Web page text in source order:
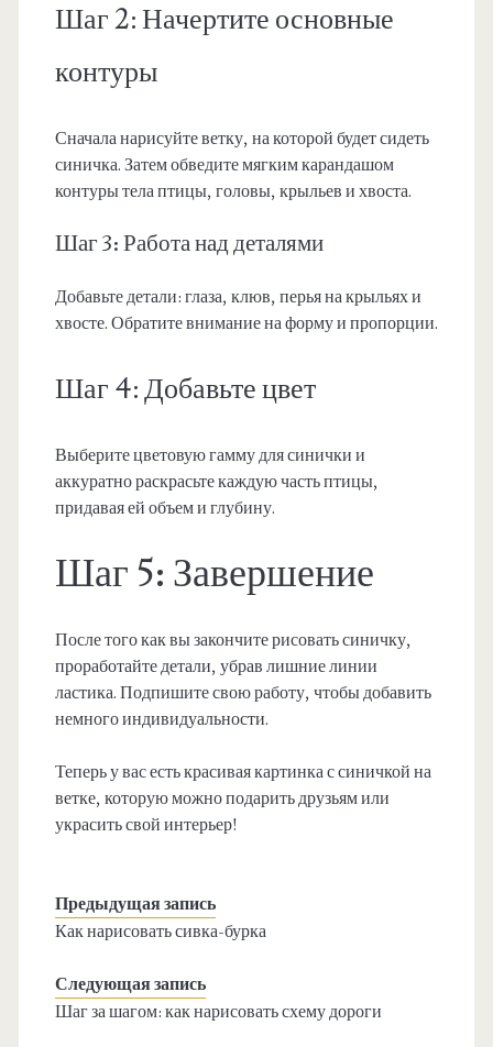
Шаг 2: Начертите основные
контуры
Сначала нарисуйте ветку, на которой будет сидеть
синичка. Затем обведите мягким карандашом
контуры тела птицы, головы, крыльев и хвоста.
Шаг 3: Работа над деталями
Добавьте детали: глаза, клюв, перья на крыльях и
хвосте. Обратите внимание на форму и пропорции.
Шаг 4: Добавьте цвет
Выберите цветовую гамму для синички и
аккуратно раскрасьте каждую часть птицы,
придавая ей объем и глубину.
Шаг 5: Завершение
После того как вы закончите рисовать синичку,
проработайте детали, убрав лишние линии
ластика. Подпишите свою работу, чтобы добавить
немного индивидуальности.
Теперь у вас есть красивая картинка с синичкой на
ветке, которую можно подарить друзьям или
украсить свой интерьер!
Предыдущая запись
Как нарисовать сивка-бурка
Следующая запись
Шаг за шагом: как нарисовать схему дороги